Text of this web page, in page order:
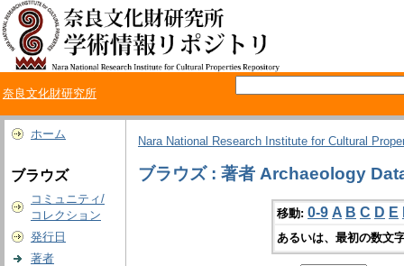
奈良文化財研究所
ホーム
ブラウズ
コミュニティ/
コレクション
発行日
著者
Nara National Research Institute for Cultural
ブラウズ : 著者 Archaeology
移動: 0-9 A B C D E
あるいは、最初の数文